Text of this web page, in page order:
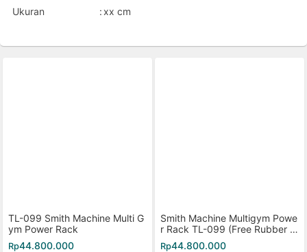
Ukuran
:xx cm
TL-099 Smith Machine Multi G
ym Power Rack
Rp44.800.000
Smith Machine Multigym Powe
r Rack TL-099 (Free Rubber Pl
ate 40kg)
Rp44.800.000